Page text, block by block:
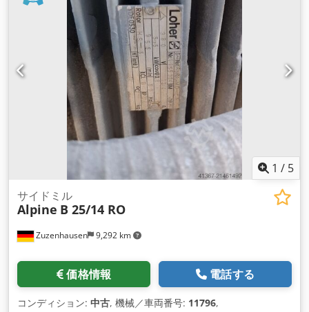
1 / 5
Zuzenhausen 9,292 km
サイドミル
Alpine B 25/14 RO
価格情報 電話する
コンディション: 中古, 機械／車両番号: 11796,